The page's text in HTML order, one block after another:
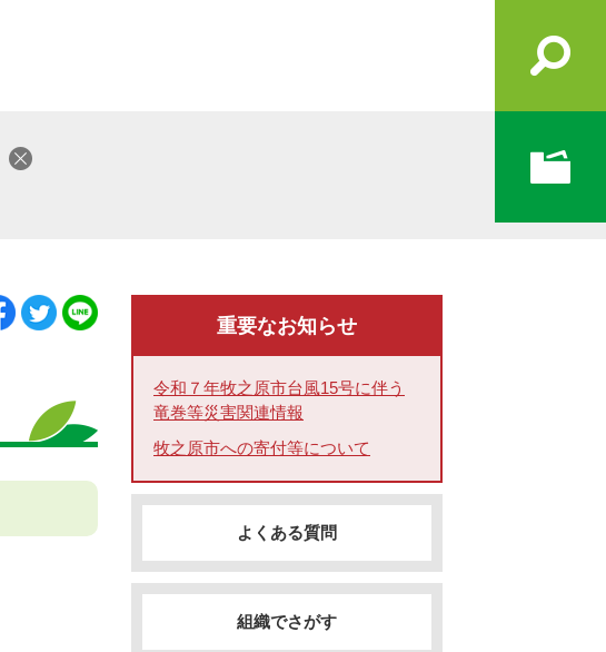
重要なお知らせ
令和７年牧之原市台風15号に伴う
竜巻等災害関連情報
牧之原市への寄付等について
よくある質問
組織でさがす